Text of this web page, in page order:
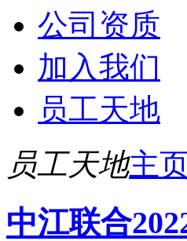
公司资质
加入我们
员工天地
员工天地主
中江联合